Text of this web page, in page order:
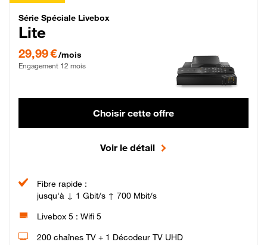
Série Spéciale Livebox Lite Fibre
Série Spéciale Livebox
Lite
29,99 €/mois
Engagement 12 mois
Choisir cette offre
Voir le détail
Fibre rapide :
jusqu'à ↓ 1 Gbit/s ↑ 700 Mbit/s
Livebox 5 : Wifi 5
200 chaînes TV + 1 Décodeur TV UHD